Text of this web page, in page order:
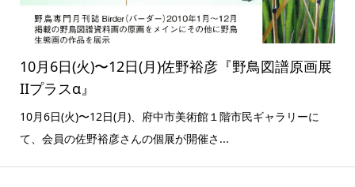
10月6日(火)〜12日(月)佐野裕彦『野鳥図譜原画展
IIプラスα』
10月6日(火)〜12日(月)、府中市美術館１階市民ギャラリーに
て、会員の佐野裕彦さんの個展が開催さ...